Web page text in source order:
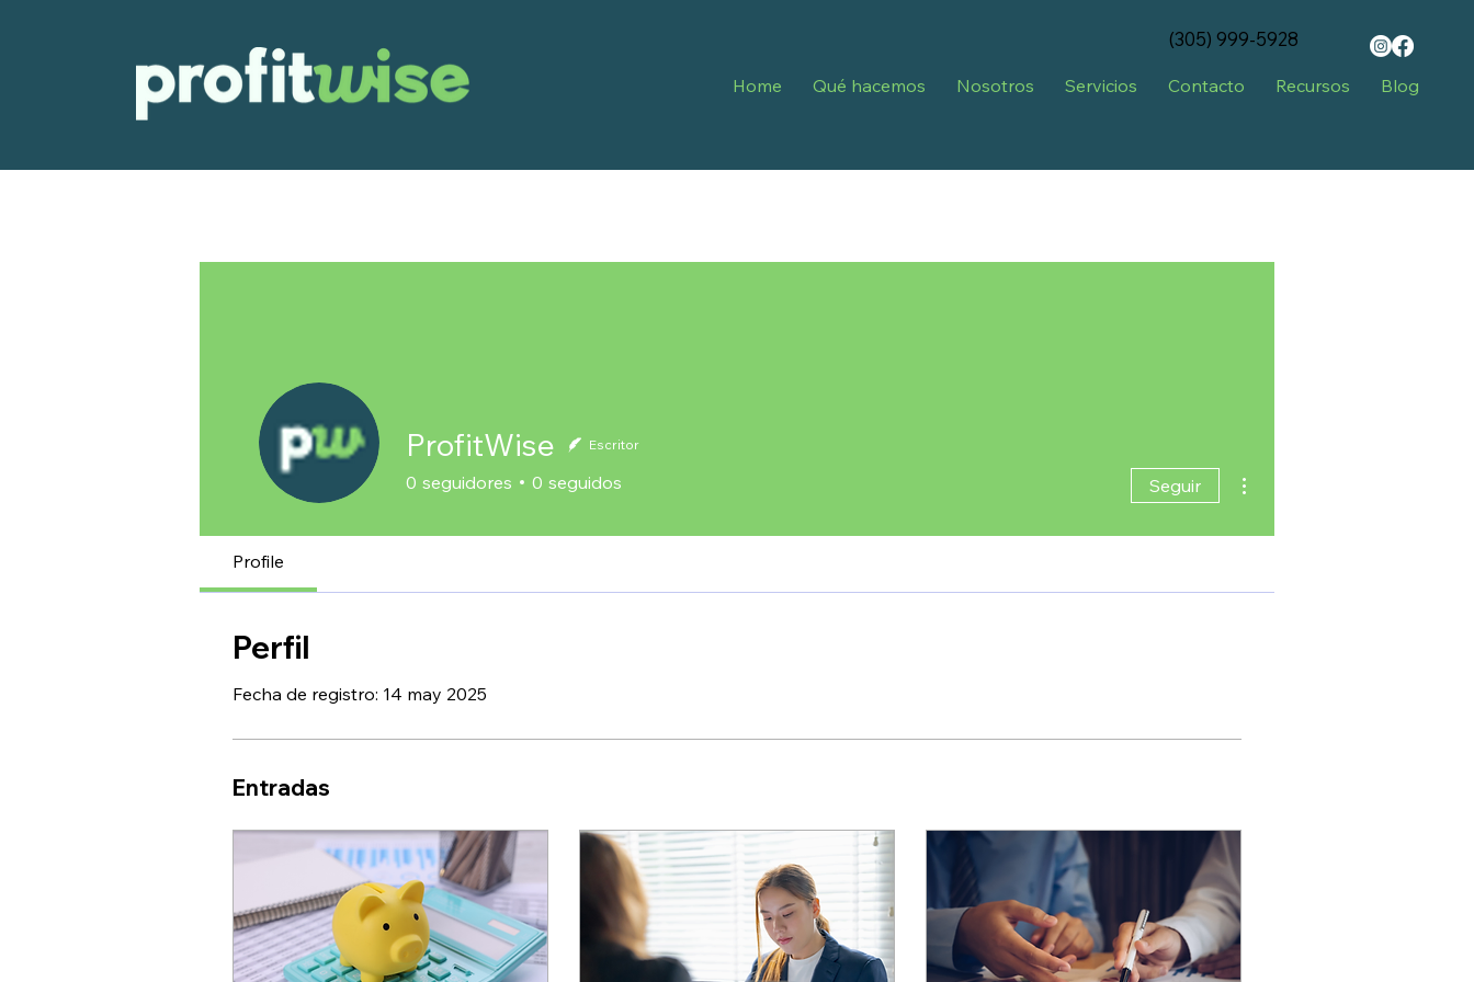
Home Qué hacemos Nosotros Servicios Contacto Recursos Blog
‪(305) 999-5928‬
ProfitWise Escritor
0 seguidores 0 seguidos Seguir
Profile
Perfil
Fecha de registro: 14 may 2025
Entradas